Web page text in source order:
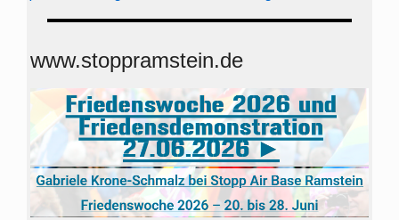
www.stoppramstein.de